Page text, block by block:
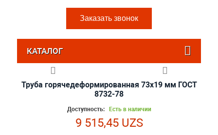
Заказать звонок
КАТАЛОГ
Труба горячедеформированная 73х19 мм ГОСТ
8732-78
Доступность: Есть в наличии
9 515,45 UZS